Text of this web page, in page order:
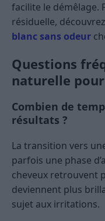
facilite le démêlage.
résiduelle,
blanc sans odeur
Questions
naturelle
Combien de
résultats ?
La transition vers
parfois une phase
cheveux retrouvent
deviennent plus
sujet aux irritations.